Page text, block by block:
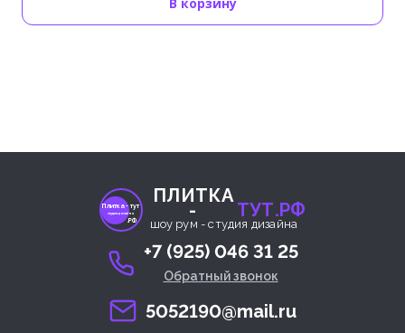
ПЛИТКА
- ТУТ.РФ
шоу рум - студия дизайна
Плитка- тут
студия дизайна
.РФ
+7 (925) 046 31 25
Обратный звонок
5052190@mail.ru